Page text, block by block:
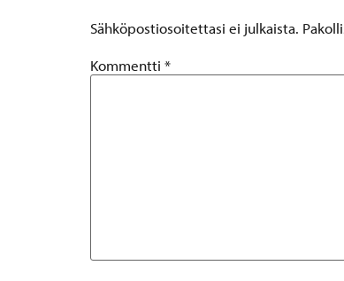
Sähköpostiosoitettasi ei julkaista.
Kommentti *